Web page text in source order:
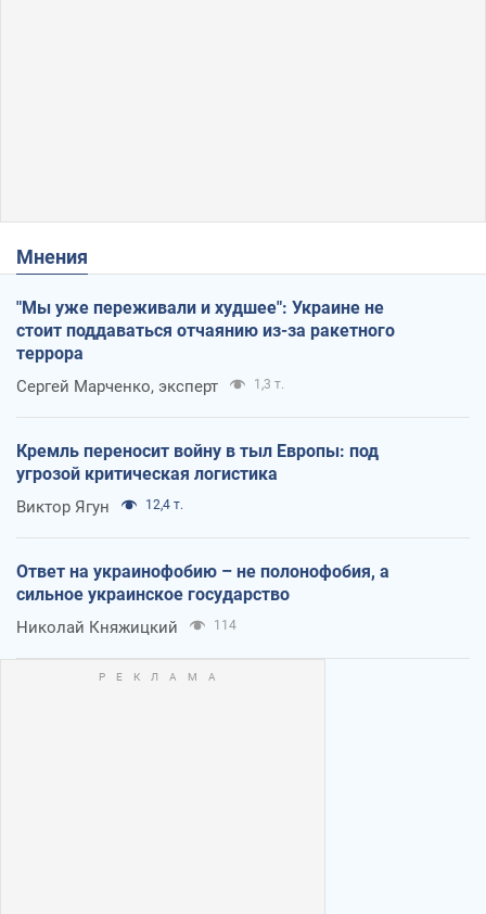
Мнения
"Мы уже переживали и худшее": Украине не
стоит поддаваться отчаянию из-за ракетного
террора
Сергей Марченко, эксперт 1,3 т.
Кремль переносит войну в тыл Европы: под
угрозой критическая логистика
Виктор Ягун 12,4 т.
Ответ на украинофобию – не полонофобия, а
сильное украинское государство
Николай Княжицкий 114